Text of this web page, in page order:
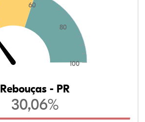
60
80
100
Rebouças - PR
30,06%